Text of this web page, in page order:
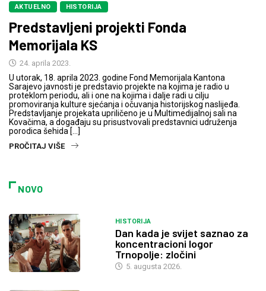
AKTUELNO HISTORIJA
Predstavljeni projekti Fonda
Memorijala KS
24. aprila 2023.
U utorak, 18. aprila 2023. godine Fond Memorijala Kantona
Sarajevo javnosti je predstavio projekte na kojima je radio u
proteklom periodu, ali i one na kojima i dalje radi u cilju
promoviranja kulture sjećanja i očuvanja historijskog naslijeđa.
Predstavljanje projekata upriličeno je u Multimedijalnoj sali na
Kovačima, a događaju su prisustvovali predstavnici udruženja
porodica šehida […]
PROČITAJ VIŠE
NOVO
HISTORIJA
Dan kada je svijet saznao za
koncentracioni logor
Trnopolje: zločini
5. augusta 2026.